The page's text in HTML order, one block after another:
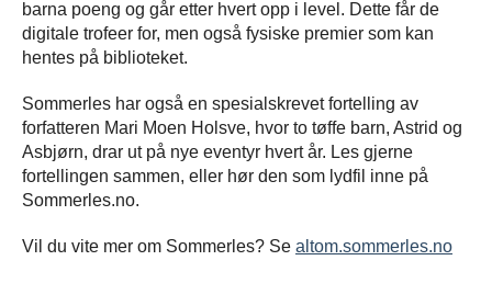
barna poeng og går etter hvert opp i level. Dette får de
digitale trofeer for, men også fysiske premier som kan
hentes på biblioteket.
Sommerles har også en spesialskrevet fortelling av
forfatteren Mari Moen Holsve, hvor to tøffe barn, Astrid og
Asbjørn, drar ut på nye eventyr hvert år. Les gjerne
fortellingen sammen, eller hør den som lydfil inne på
Sommerles.no.
Vil du vite mer om Sommerles? Se altom.sommerles.no